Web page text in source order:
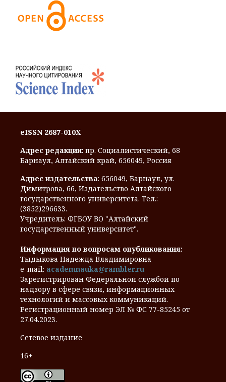
eISSN 2687-010X
Адрес редакции: пр. Социалистический, 68
Барнаул, Алтайский край, 656049, Россия
Адрес издательства: 656049, Барнаул, ул.
Димитрова, 66, Издательство Алтайского
государственного университета. Тел.:
(3852)296633.
Учредитель: ФГБОУ ВО "Алтайский
государственный университет".
Информация по вопросам опубликования:
Тыдыкова Надежда Владимировна
e-mail: academnauka@rambler.ru
Зарегистрирован Федеральной службой по
надзору в сфере связи, информационных
технологий и массовых коммуникаций.
Регистрационный номер ЭЛ № ФС 77-85245 от
27.04.2023.
Сетевое издание
16+